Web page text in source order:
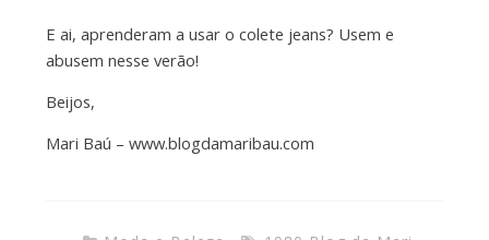
E ai, aprenderam a usar o colete jeans? Usem e
abusem nesse verão!
Beijos,
Mari Baú – www.blogdamaribau.com